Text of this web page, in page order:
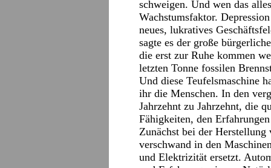
schweigen. Und wen das
Wachstumsfaktor.
neues, lukratives
sagte es der große
die erst zur Ruhe kommen
letzten Tonne fossilen
Und diese Teufelsmaschine
ihr die Menschen. In den
Jahrzehnt zu Jahrzehnt, die
Fähigkeiten, den
Zunächst bei der
verschwand in den
und Elektrizität ersetzt.